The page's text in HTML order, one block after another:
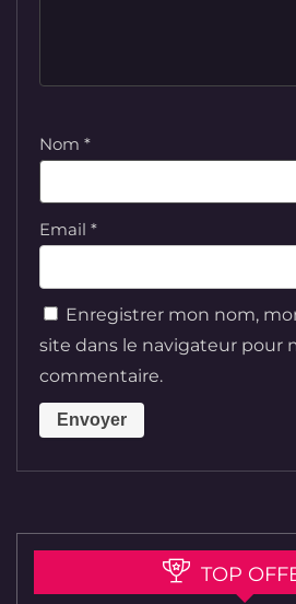
Nom *
Email *
Enregistrer mon nom,
site dans le navigateur pour
commentaire.
TOP